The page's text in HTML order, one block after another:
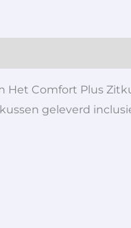
Comfort Plus
geleverd